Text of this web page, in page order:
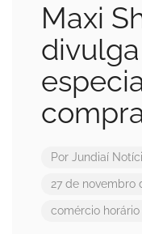
Maxi
Por Jundiaí
27 de novembro
comércio